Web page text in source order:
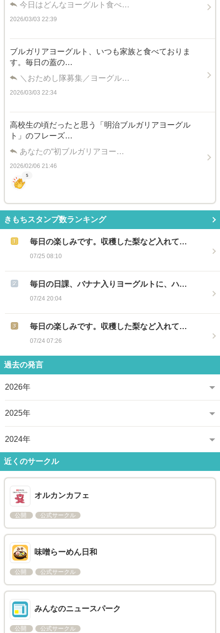
今日はどんなヨーグルト食べ…
2026/03/03 22:39
ブルガリアヨーグルト、いつも家族と食べておりま
す。毎日の蓋の…
＼おためし隊募集／ヨーグル…
2026/03/03 22:34
高校生の頃だったと思う「明治ブルガリアヨーグル
ト」のフレーズ…
あなたの“初ブルガリアヨー…
2026/02/06 21:46
5
きもちスタンプ数ランキング
毎日の楽しみです。収穫した梨など入れて…
07/25 08:10
毎日の日課、バナナ入りヨーグルトに、ハ…
07/24 20:04
毎日の楽しみです。収穫した梨など入れて…
07/24 07:26
過去の発言
2026年
2025年
2024年
近くのサークル
オルカンカフェ
公開 公式サークル
味噌らーめん日和
公開 公式サークル
みんなのニュースパーク
公開 公式サークル